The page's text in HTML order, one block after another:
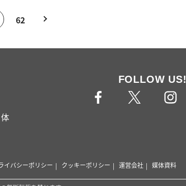
62
FOLLOW US!
イバシーポリシー クッキーポリシー 運営会社 媒体資料